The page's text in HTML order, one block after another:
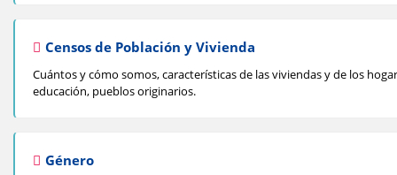
Censos de Población y Vivienda
Cuántos y cómo somos, características de las viviendas y de los
educación, pueblos originarios.
Género